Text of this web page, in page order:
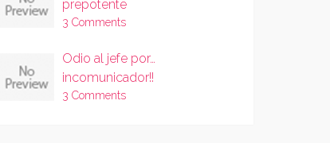
prepotente
3 Comments
Odio al jefe por…
incomunicador!!
3 Comments